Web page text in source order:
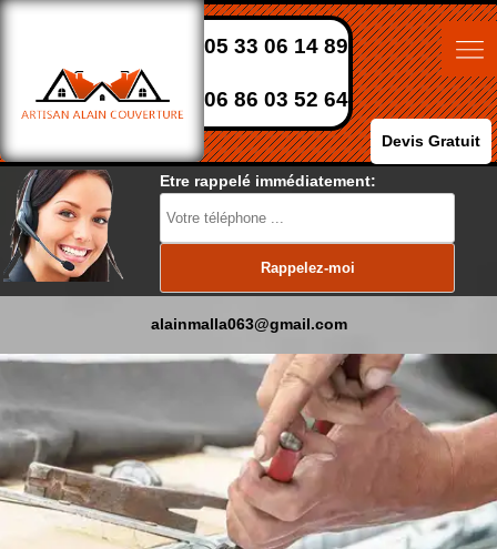
05 33 06 14 89
06 86 03 52 64
Devis Gratuit
Etre rappelé immédiatement:
alainmalla063@gmail.com